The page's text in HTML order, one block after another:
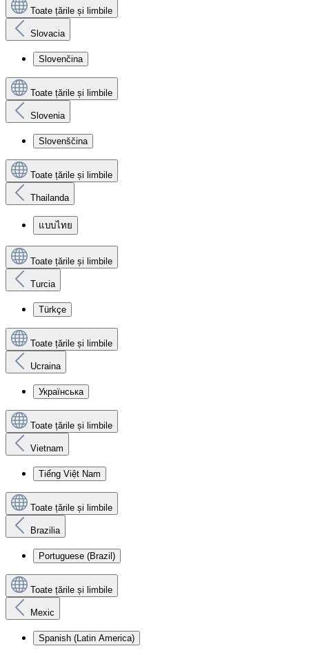
Toate țările și limbile
Slovacia
Slovenčina
Toate țările și limbile
Slovenia
Slovenščina
Toate țările și limbile
Thailanda
แบบไทย
Toate țările și limbile
Turcia
Türkçe
Toate țările și limbile
Ucraina
Українська
Toate țările și limbile
Vietnam
Tiếng Việt Nam
Toate țările și limbile
Brazilia
Portuguese (Brazil)
Toate țările și limbile
Mexic
Spanish (Latin America)